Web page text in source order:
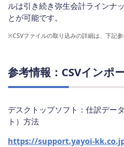
ルは引き続き弥生会計ラインナ
とが可能です。
※CSVファイルの取り込みの詳細は、下記
参考情報：CSVインポ
デスクトップソフト：仕訳デー
ト）方法
https://support.yayoi-